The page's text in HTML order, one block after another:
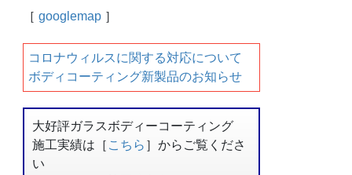
［googlemap ］
コロナウィルスに関する対応について
ボディコーティング新製品のお知らせ
大好評ガラスボディーコーティング
施工実績は［ こちら ］からご覧くださ
い